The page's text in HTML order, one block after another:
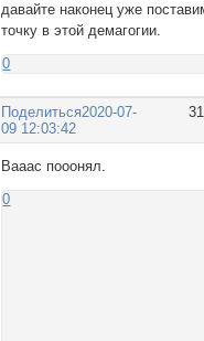
давайте наконец уже
точку в этой демагогии.
0
Поделиться2020-07-
09 12:03:42
Вааас пооонял.
0